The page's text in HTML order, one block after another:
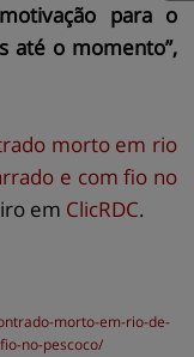
para o
até o momento”,
morto em rio
e com fio no
em ClicRDC.
morto-em-rio-de-
no-pescoco/